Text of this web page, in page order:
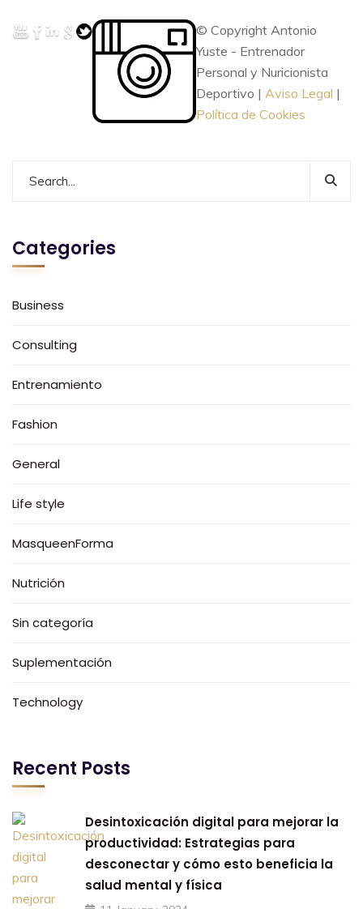
© Copyright Antonio
Yuste - Entrenador
Personal y Nuricionista
Deportivo | Aviso Legal |
Política de Cookies
Categories
Business
Consulting
Entrenamiento
Fashion
General
Life style
MasqueenForma
Nutrición
Sin categoría
Suplementación
Technology
Recent Posts
Desintoxicación digital para mejorar la
productividad: Estrategias para
desconectar y cómo esto beneficia la
salud mental y física